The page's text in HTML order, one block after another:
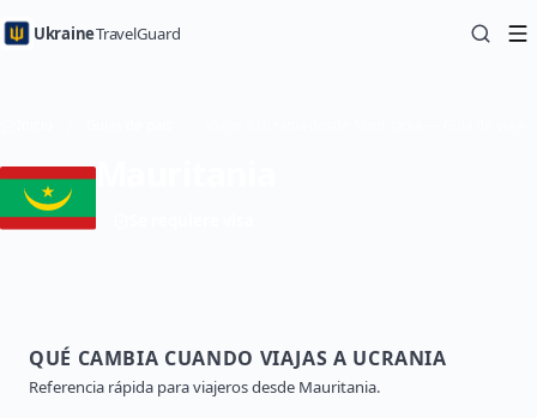
UkraineTravelGuard
QUÉ CAMBIA CUANDO VIAJAS A UCRANIA
Referencia rápida para viajeros desde Mauritania.